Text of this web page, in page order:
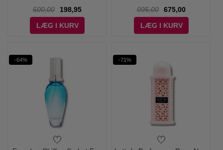
500,00
198,95
LÆG I KURV
995,00
675,00
LÆG I KURV
-64% -71%